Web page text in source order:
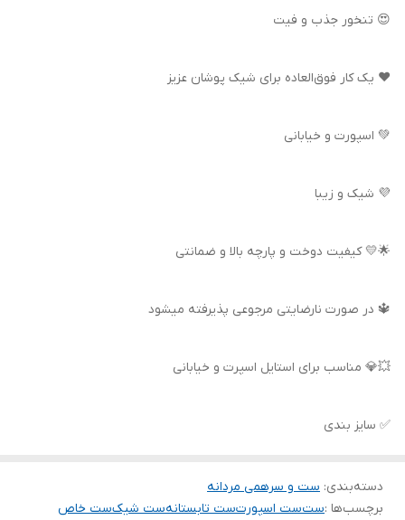
😍 تنخور جذب و فیت
❤️ یک کار فوق‌العاده برای شیک پوشان عزیز
💚 اسپورت و خیابانی
💜 شیک و زیبا
🌟💛 کیفیت دوخت و پارچه بالا و ضمانتی
🔱 در صورت نارضایتی مرجوعی پذیرفته میشود
💥💎 مناسب برای استایل اسپرت و خیابانی
✅ سایز بندی
دسته‌بندی: ست و سرهمی مردانه
برچسب‌ها :ستست اسپورتست تابستانهست شیکست خاص